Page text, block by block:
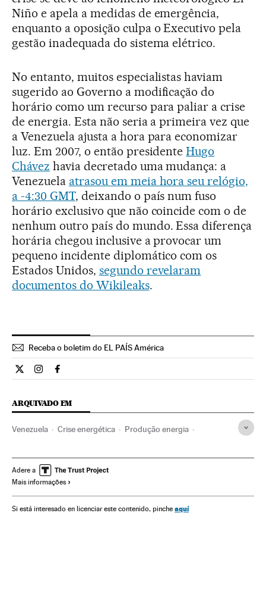
Niño e apela a medidas de emergência,
enquanto a oposição culpa o Executivo pela
gestão inadequada do sistema elétrico.
No entanto, muitos especialistas haviam
sugerido ao Governo a modificação do
horário como um recurso para paliar a crise
de energia. Esta não seria a primeira vez que
a Venezuela ajusta a hora para economizar
luz. Em 2007, o então presidenteHugo
Chávez havia decretado uma mudança: a
Venezuela atrasou em meia hora seu relógio,
a -4:30 GMT, deixando o país num fuso
horário exclusivo que não coincide com o de
nenhum outro país do mundo. Essa diferença
horária chegou inclusive a provocar um
pequeno incidente diplomático com os
Estados Unidos, segundo revelaram
documentos do Wikileaks.
Receba o boletim do EL PAÍS América
Internacional El País Brasil en Twitter
Internacional El País Brasil en Instagram
Internacional El País Brasil en Facebook
ARQUIVADO EM
Venezuela Crise energética Produção energia
América Energia Nicolás Maduro
Adere a
Mais informações
Si está interesado en licenciar este contenido, pinche aquí